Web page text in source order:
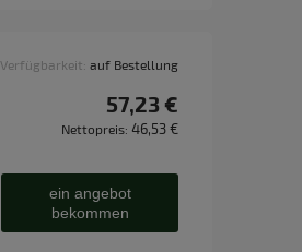
Verfügbarkeit: auf Bestellung
57,23 €
Nettopreis: 46,53 €
ein angebot
bekommen